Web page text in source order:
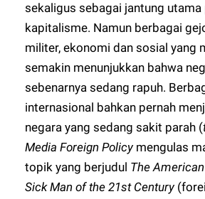
sekaligus sebagai jantung utama
kapitalisme. Namun berbagai
militer, ekonomi dan sosial yang
semakin menunjukkan bahwa
sebenarnya sedang rapuh.
internasional bahkan pernah
negara yang sedang sakit parah (
Media Foreign Policymengulas
topik yang berjudul The
Sick Man of the 21st Century